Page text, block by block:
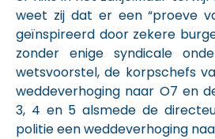
weet zij dat er een “proeve
geïnspireerd door zekere
zonder enige syndicale
wetsvoorstel, de korpschefs
weddeverhoging naar O7 en
3, 4 en 5 alsmede de
politie een weddeverhoging